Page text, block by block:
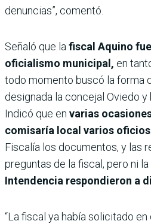
denuncias”, comentó.
Señaló que lafiscal Aquino
oficialismo municipal, en
todo momento buscó la forma
designada la concejal Oviedo
Indicó que en varias
comisaría local varios oficios
Fiscalía los documentos, y las
preguntas de la fiscal, pero ni la
Intendencia respondieron a
“La fiscal ya había solicitado